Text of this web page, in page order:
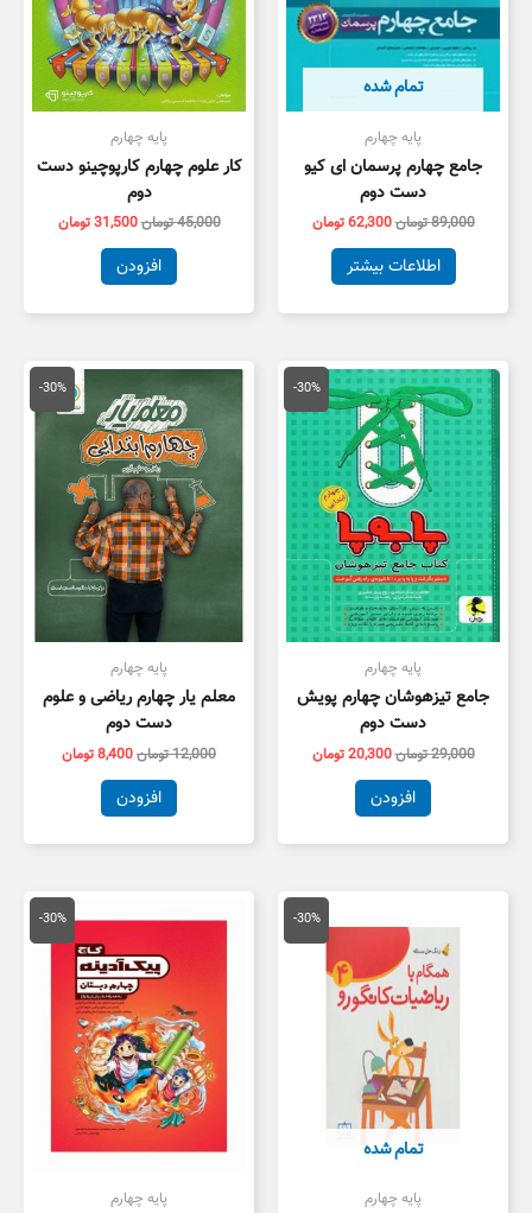
تمام شده
پایه چهارم
جامع چهارم پرسمان ای کیو
دست دوم
89,000تومان62,300تومان
اطلاعات بیشتر
پایه چهارم
کار علوم چهارم کارپوچینو دست
دوم
45,000تومان31,500تومان
افزودن
-30%
پایه چهارم
جامع تیزهوشان چهارم پویش
دست دوم
29,000تومان
قیمت
اصلی
29,000 تومان
بود.
20,300تومان
قیمت
فعلی
است.
افزودن
-30%
پایه چهارم
معلم یار چهارم ریاضی و علوم
دست دوم
12,000تومان
قیمت
اصلی
12,000 تومان
بود.
8,400تومان
قیمت
فعلی
افزودن
-30%
تمام شده
پایه چهارم
14,000 تومان
قیمت
فعلی
-30%
پایه چهارم
اصلی
35,000 تومان
بود.
قیمت
فعلی